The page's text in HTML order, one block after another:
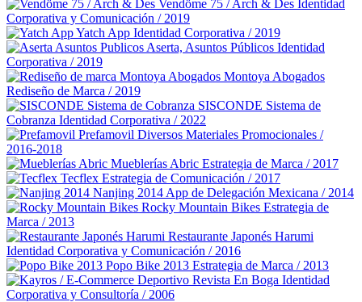
Vendöme 75 / Arch & Des Identidad
Corporativa y Comunicación / 2019
Yatch App Identidad Corporativa / 2019
Aserta, Asuntos Públicos Identidad
Corporativa / 2019
Montoya Abogados
Rediseño de Marca / 2019
SISCONDE Sistema de
Cobranza Identidad Corporativa / 2022
Prefamovil Diversos Materiales Promocionales /
2016-2018
Mueblerías Abric Estrategia de Marca / 2017
Tecflex Estrategia de Comunicación / 2017
Nanjing 2014 App de Delegación Mexicana / 2014
Rocky Mountain Bikes Estrategia de
Marca / 2013
Restaurante Japonés Harumi
Identidad Corporativa y Comunicación / 2016
Popo Bike 2013 Estrategia de Marca / 2013
Revista En Boga Identidad
Corporativa y Consultoría / 2006